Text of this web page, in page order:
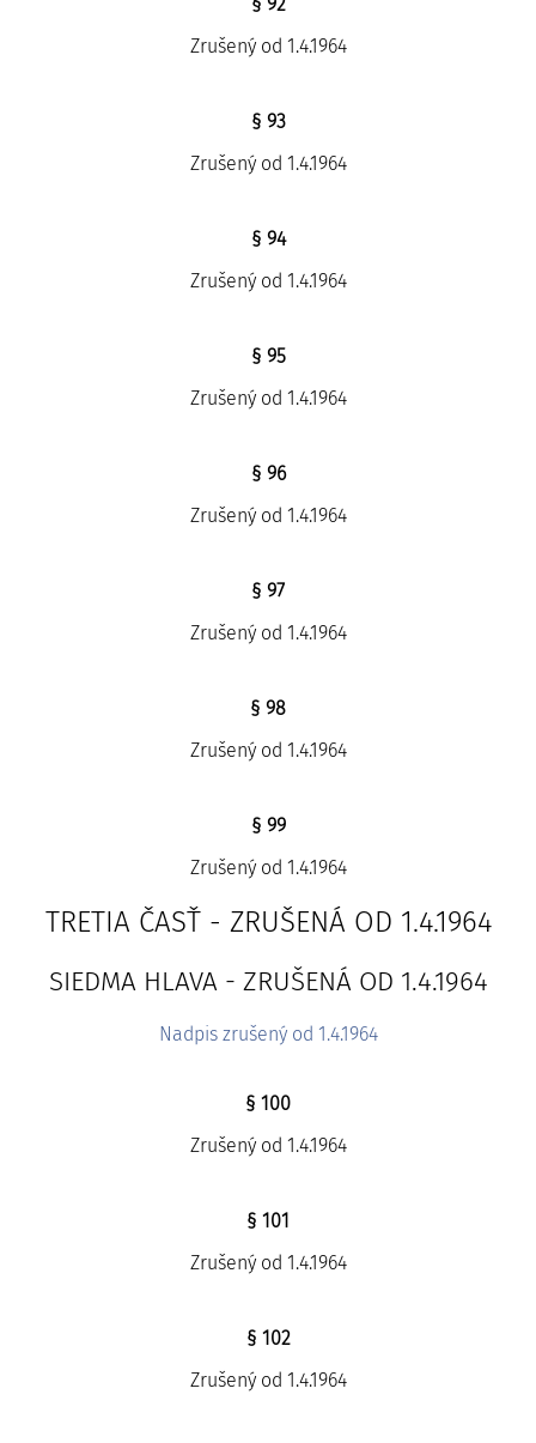
Zrušený od 1.4.1964
§ 93
Zrušený od 1.4.1964
§ 94
Zrušený od 1.4.1964
§ 95
Zrušený od 1.4.1964
§ 96
Zrušený od 1.4.1964
§ 97
Zrušený od 1.4.1964
§ 98
Zrušený od 1.4.1964
§ 99
Zrušený od 1.4.1964
TRETIA ČASŤ - ZRUŠENÁ OD 1.4.1964
SIEDMA HLAVA - ZRUŠENÁ OD 1.4.1964
Nadpis zrušený od 1.4.1964
§ 100
Zrušený od 1.4.1964
§ 101
Zrušený od 1.4.1964
§ 102
Zrušený od 1.4.1964